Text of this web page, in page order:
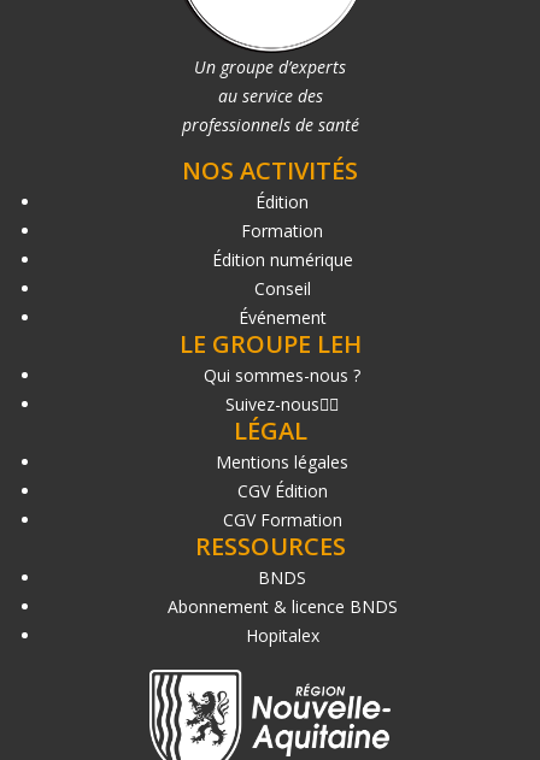
Un groupe d’experts
au service des
professionnels de santé
NOS ACTIVITÉS
Édition
Formation
Édition numérique
Conseil
Événement
LE GROUPE LEH
Qui sommes-nous ?
Suivez-nous
LÉGAL
Mentions légales
CGV Édition
CGV Formation
RESSOURCES
BNDS
Abonnement & licence BNDS
Hopitalex